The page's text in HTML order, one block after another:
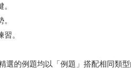
。
選的例題均以「例題」搭配相同類